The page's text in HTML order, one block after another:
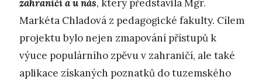
zahraničí a u nás, který představila Mgr.
Markéta Chladová z pedagogické fakulty. Cílem
projektu bylo nejen zmapování přístupů k
výuce populárního zpěvu v zahraničí, ale také
aplikace získaných poznatků do tuzemského